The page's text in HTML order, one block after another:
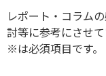
レポート・コラム
討等に参考にさせて
※は必須項目です。